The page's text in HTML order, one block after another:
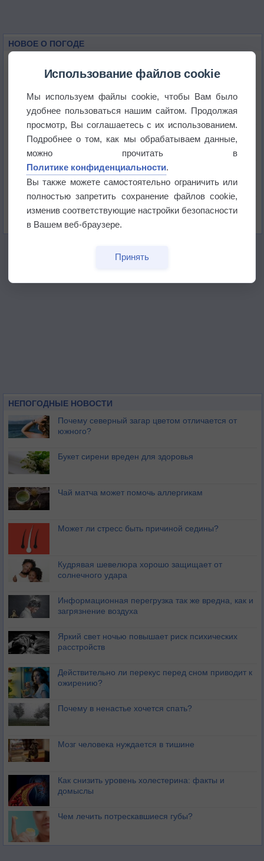
НОВОЕ О ПОГОДЕ
Космическая погода влияет на транспорт
Приложение построит маршрут через тень
Атмосфера начала замерзать
НЕПОГОДНЫЕ НОВОСТИ
Почему северный загар цветом отличается от
южного?
Букет сирени вреден для здоровья
Чай матча может помочь аллергикам
Может ли стресс быть причиной седины?
Кудрявая шевелюра хорошо защищает от
солнечного удара
Информационная перегрузка так же вредна, как и
загрязнение воздуха
Яркий свет ночью повышает риск психических
расстройств
Действительно ли перекус перед сном приводит к
ожирению?
Почему в ненастье хочется спать?
Мозг человека нуждается в тишине
Как снизить уровень холестерина: факты и
домыслы
Чем лечить потрескавшиеся губы?
Использование файлов cookie
Мы используем файлы cookie, чтобы Вам было
удобнее пользоваться нашим сайтом. Продолжая
просмотр, Вы соглашаетесь с их использованием.
Подробнее о том, как мы обрабатываем данные,
можно прочитать в
Политике конфиденциальности.
Вы также можете самостоятельно ограничить или
полностью запретить сохранение файлов cookie,
изменив соответствующие настройки безопасности
в Вашем веб-браузере.
Принять